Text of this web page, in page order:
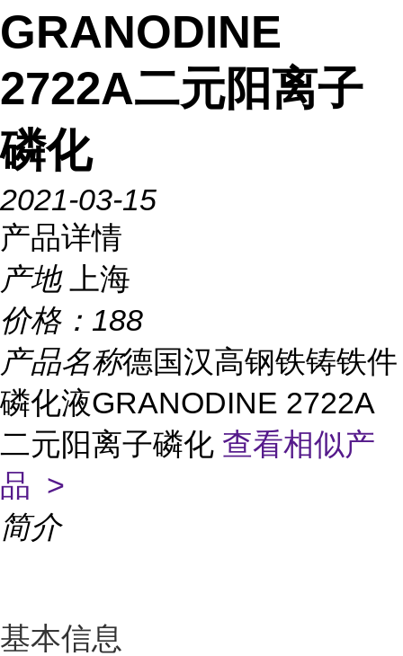
GRANODINE
2722A二元阳离子
磷化
2021-03-15
产品详情
产地
上海
价格： 188
产品名称德国汉高钢铁铸铁件
磷化液GRANODINE 2722A
二元阳离子磷化 查看相似产
品 >
简介
基本信息